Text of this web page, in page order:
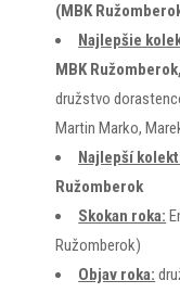
(MBK
Najlepšie
MBK Ružomberok,
družstvo
Martin Marko,
Najlepší
Ružomberok
Skokan roka:
Ružomberok)
Objav roka: